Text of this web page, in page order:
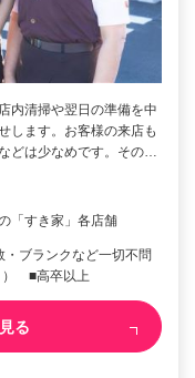
内清掃や翌日の準備を中
します。お客様の来店も
どは少なめです。その…
「すき家」各店舗
ブランクなど一切不問
） ■高卒以上
る